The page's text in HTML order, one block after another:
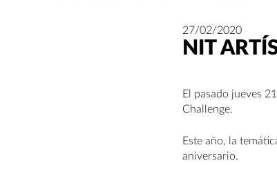
27/02/2020
NIT
El pasado jueves
Challenge.
Este año, la
aniversario.